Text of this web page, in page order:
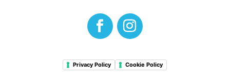
Privacy Policy Cookie Policy